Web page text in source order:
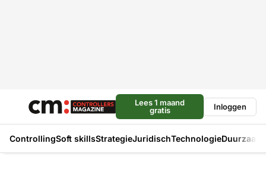
Lees 1 maand
gratis
Inloggen
ControllingSoft skillsStrategieJuridischTechnologie